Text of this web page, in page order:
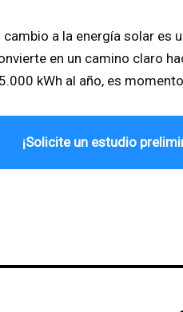
cambio a la energía solar es
en un camino claro
kWh al año, es
¡Solicite un estudio